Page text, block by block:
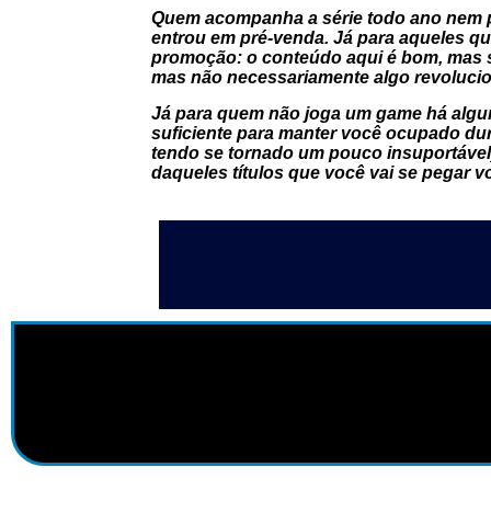
Quem acompanha a série todo ano
entrou em pré-venda. Já para aqueles
promoção: o conteúdo aqui é bom, mas
mas não necessariamente algo
Já para quem não joga um game há
suficiente para manter você ocupado
tendo se tornado um pouco
daqueles títulos que você vai se pegar